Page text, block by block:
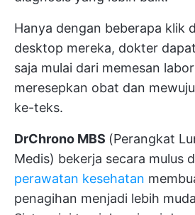
Hanya dengan beberapa klik
desktop mereka, dokter
saja mulai dari memesan
meresepkan obat dan
ke-teks.
DrChrono MBS (Perangkat
Medis) bekerja secara mulus
perawatan kesehatan
penagihan menjadi lebih